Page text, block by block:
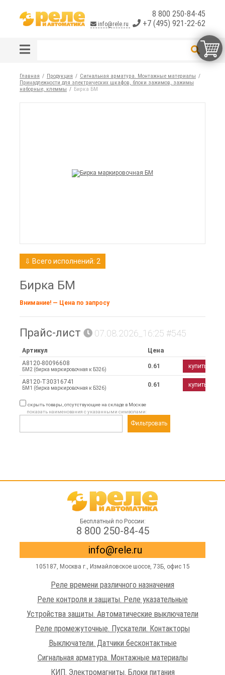
8 800 250-84-45
info@rele.ru +7 (495) 921-22-62
Главная Продукция
Сигнальная арматура. Монтажные материалы
Принадлежности для электрических шкафов, блоки зажимов, зажимы
наборные, клеммы
Бирка БМ
⇩ Всего исполнений: 2
Бирка БМ
Внимание! — Цена по запросу
Прайс-лист 07.08.2026_16:25 #545
Артикул
Цена
A8120-80096608
БМ2 (бирка маркировочная к БЗ26) 0.61 купить
A8120-T30316741
БМ1 (бирка маркировочная к БЗ26) 0.61 купить
скрыть товары, отсутствующие на складе в Москве
показать наименования с указанными символами:
Фильтровать
Бесплатный по России:
8 800 250-84-45
info@rele.ru
105187, Москва г., Измайловское шоссе, 73Б, офис 15
Реле времени различного назначения
Реле контроля и защиты. Реле указательные
Устройства защиты. Автоматические выключатели
Реле промежуточные. Пускатели. Контакторы
Выключатели. Датчики бесконтактные
Сигнальная арматура. Монтажные материалы
КИП. Электромагниты. Блоки питания